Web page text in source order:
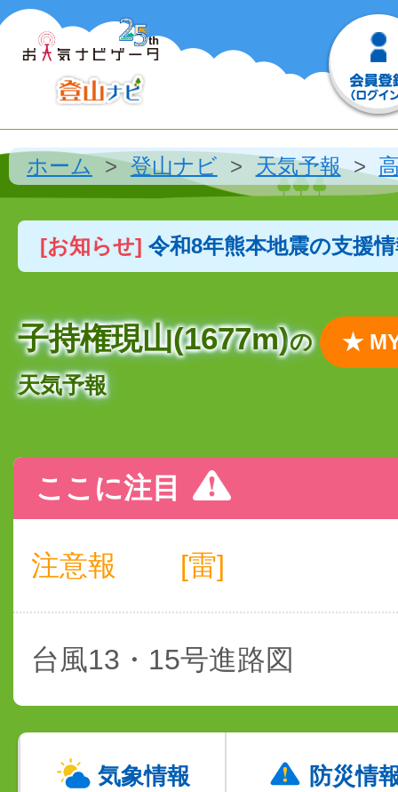
ホーム 登山ナビ 天気予報
[お知らせ] 令和8年熊本地震の支援
子持権現山(1677m)の
天気予報
★
ここに注目
注意報 [雷]
台風13・15号進路図
気象情報 防災情